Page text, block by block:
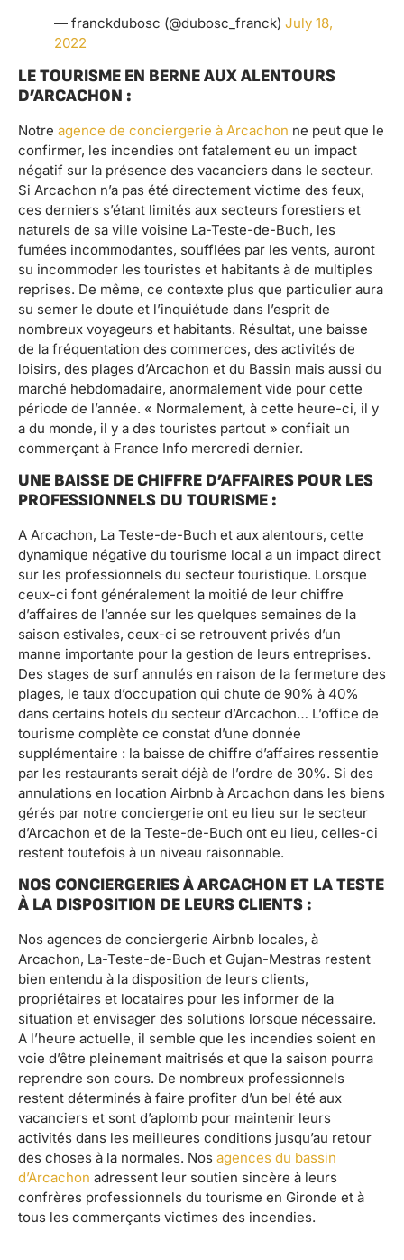
— franckdubosc (@dubosc_franck) July 18,
2022
LE TOURISME EN BERNE AUX ALENTOURS
D’ARCACHON :
Notre agence de conciergerie à Arcachon ne peut que le
confirmer, les incendies ont fatalement eu un impact
négatif sur la présence des vacanciers dans le secteur.
Si Arcachon n’a pas été directement victime des feux,
ces derniers s’étant limités aux secteurs forestiers et
naturels de sa ville voisine La-Teste-de-Buch, les
fumées incommodantes, soufflées par les vents, auront
su incommoder les touristes et habitants à de multiples
reprises. De même, ce contexte plus que particulier aura
su semer le doute et l’inquiétude dans l’esprit de
nombreux voyageurs et habitants. Résultat, une baisse
de la fréquentation des commerces, des activités de
loisirs, des plages d’Arcachon et du Bassin mais aussi du
marché hebdomadaire, anormalement vide pour cette
période de l’année. « Normalement, à cette heure-ci, il y
a du monde, il y a des touristes partout » confiait un
commerçant à France Info mercredi dernier.
UNE BAISSE DE CHIFFRE D’AFFAIRES POUR LES
PROFESSIONNELS DU TOURISME :
A Arcachon, La Teste-de-Buch et aux alentours, cette
dynamique négative du tourisme local a un impact direct
sur les professionnels du secteur touristique. Lorsque
ceux-ci font généralement la moitié de leur chiffre
d’affaires de l’année sur les quelques semaines de la
saison estivales, ceux-ci se retrouvent privés d’un
manne importante pour la gestion de leurs entreprises.
Des stages de surf annulés en raison de la fermeture des
plages, le taux d’occupation qui chute de 90% à 40%
dans certains hotels du secteur d’Arcachon… L’office de
tourisme complète ce constat d’une donnée
supplémentaire : la baisse de chiffre d’affaires ressentie
par les restaurants serait déjà de l’ordre de 30%. Si des
annulations en location Airbnb à Arcachon dans les biens
gérés par notre conciergerie ont eu lieu sur le secteur
d’Arcachon et de la Teste-de-Buch ont eu lieu, celles-ci
restent toutefois à un niveau raisonnable.
NOS CONCIERGERIES À ARCACHON ET LA TESTE
À LA DISPOSITION DE LEURS CLIENTS :
Nos agences de conciergerie Airbnb locales, à
Arcachon, La-Teste-de-Buch et Gujan-Mestras restent
bien entendu à la disposition de leurs clients,
propriétaires et locataires pour les informer de la
situation et envisager des solutions lorsque nécessaire.
A l’heure actuelle, il semble que les incendies soient en
voie d’être pleinement maitrisés et que la saison pourra
reprendre son cours. De nombreux professionnels
restent déterminés à faire profiter d’un bel été aux
vacanciers et sont d’aplomb pour maintenir leurs
activités dans les meilleures conditions jusqu’au retour
des choses à la normales. Nos agences du bassin
d’Arcachon adressent leur soutien sincère à leurs
confrères professionnels du tourisme en Gironde et à
tous les commerçants victimes des incendies.